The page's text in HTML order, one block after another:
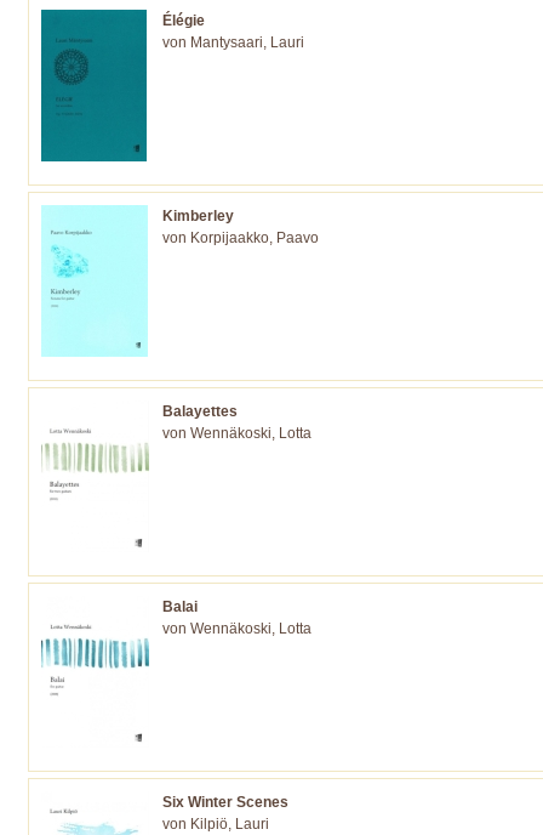
Élégie
von Mantysaari, Lauri
Kimberley
von Korpijaakko, Paavo
Balayettes
von Wennäkoski, Lotta
Balai
von Wennäkoski, Lotta
Six Winter Scenes
von Kilpiö, Lauri